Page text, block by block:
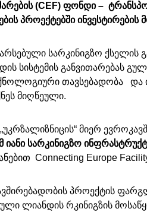
(CEF) ფონდი –
პროექტებში ინვესტირების
სარკინიგზო ქსელის
სისტემის განვითარებას
თავსებადობა და
მიღწეული.
მიერ
სარკინიგზო
Connecting Europe
პროექტის
ლიანდის რკინიგზის